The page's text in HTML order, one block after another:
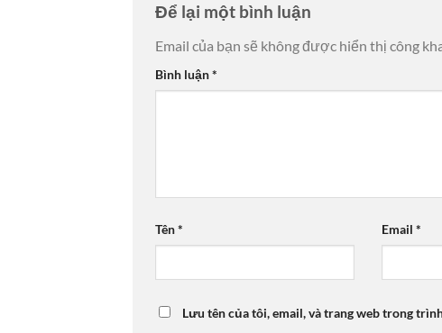
Để lại một bình luận
Email của bạn sẽ không được hiển thị công
Bình luận*
Tên* Email *
Lưu tên của tôi, email, và trang web trong